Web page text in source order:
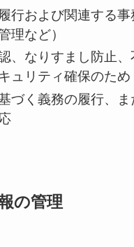
行および関連する事
理など）
、なりすまし防止
ュリティ確保のため
づく義務の履行、ま
の管理